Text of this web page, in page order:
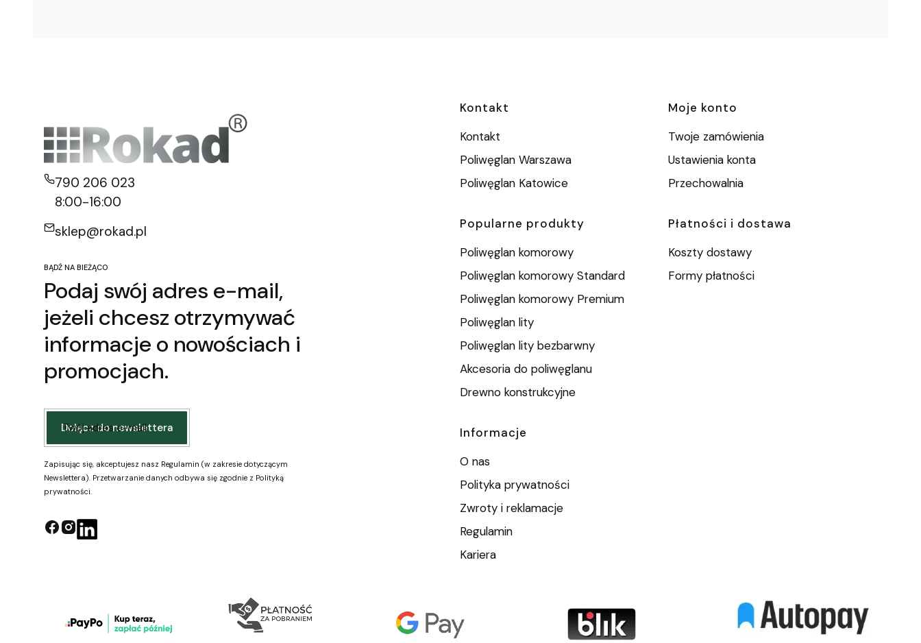
790 206 023
8:00-16:00
sklep@rokad.pl
BĄDŹ NA BIEŻĄCO
Podaj swój adres e-mail,
jeżeli chcesz otrzymywać
informacje o nowościach i
promocjach.
Twój adres e-mail
Dołącz do newslettera
Zapisując się, akceptujesz nasz Regulamin (w zakresie dotyczącym
Newslettera). Przetwarzanie danych odbywa się zgodnie z Polityką
prywatności.
Linki w stopce
Kontakt
Kontakt
Poliwęglan Warszawa
Poliwęglan Katowice
Moje konto
Twoje zamówienia
Ustawienia konta
Przechowalnia
Popularne produkty
Poliwęglan komorowy
Poliwęglan komorowy Standard
Poliwęglan komorowy Premium
Poliwęglan lity
Poliwęglan lity bezbarwny
Akcesoria do poliwęglanu
Drewno konstrukcyjne
Płatności i dostawa
Koszty dostawy
Formy płatności
Informacje
O nas
Polityka prywatności
Zwroty i reklamacje
Regulamin
Kariera